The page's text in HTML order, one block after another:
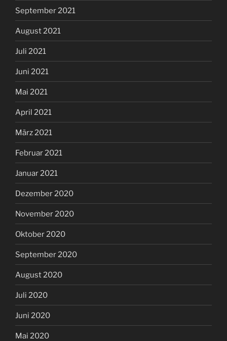
September 2021
August 2021
Juli 2021
Juni 2021
Mai 2021
April 2021
März 2021
Februar 2021
Januar 2021
Dezember 2020
November 2020
Oktober 2020
September 2020
August 2020
Juli 2020
Juni 2020
Mai 2020